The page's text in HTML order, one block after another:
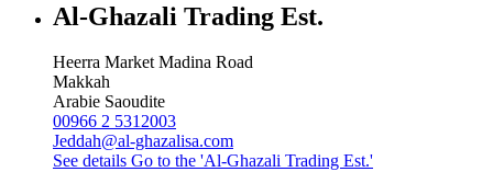
Al-Ghazali Trading Est.
Heerra Market Madina Road
Makkah
Arabie Saoudite
00966 2 5312003
Jeddah@al-ghazalisa.com
See details Go to the 'Al-Ghazali Trading Est.'